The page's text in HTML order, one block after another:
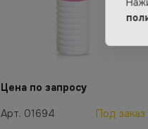
Цена по запросу
Арт. 01694
Под заказ